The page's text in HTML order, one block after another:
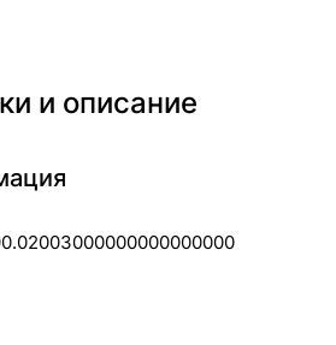
и описание